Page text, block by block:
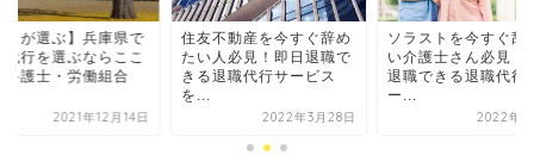
ロが選ぶ】兵庫県で
代行を選ぶならここ
弁護士・労働組合
2021年12月14日
住友不動産を今すぐ辞め
たい人必見！即日退職で
きる退職代行サービス
を...
2022年3月28日
ソラストを今すぐ辞
い介護士さん必見！
退職できる退職代行
ー...
2022年4